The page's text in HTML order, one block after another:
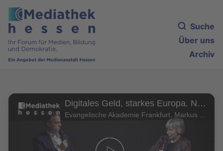
Suche
Über uns
Archiv
Digitales Geld, starkes Europa. Neue Wege zu geopolitischer Unabhängigkeit